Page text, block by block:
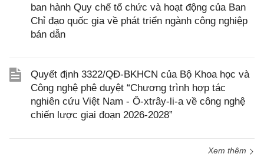
ban hành Quy chế tổ chức và hoạt động của Ban
Chỉ đạo quốc gia về phát triển ngành công nghiệp
bán dẫn
Quyết định 3322/QĐ-BKHCN của Bộ Khoa học và
Công nghệ phê duyệt “Chương trình hợp tác
nghiên cứu Việt Nam - Ô-xtrây-li-a về công nghệ
chiến lược giai đoạn 2026-2028”
Xem thêm